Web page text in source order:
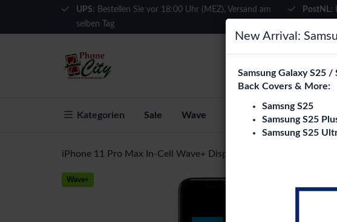
UPS: Bestellen Sie vor 18:00 Uhr (MEZ), Versand am
selben Tag
PostNL:
Kategorien Sale Wave Über Phone City Blogs
iPhone 11 Pro Max In-Cell Wave+ Display Assembly With Touch
Wave+
New Arrival:
Samsung Galaxy S25
Back Covers & More:
Samsng S25
Samsung S25
Samsung S25